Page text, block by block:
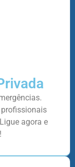
agora e